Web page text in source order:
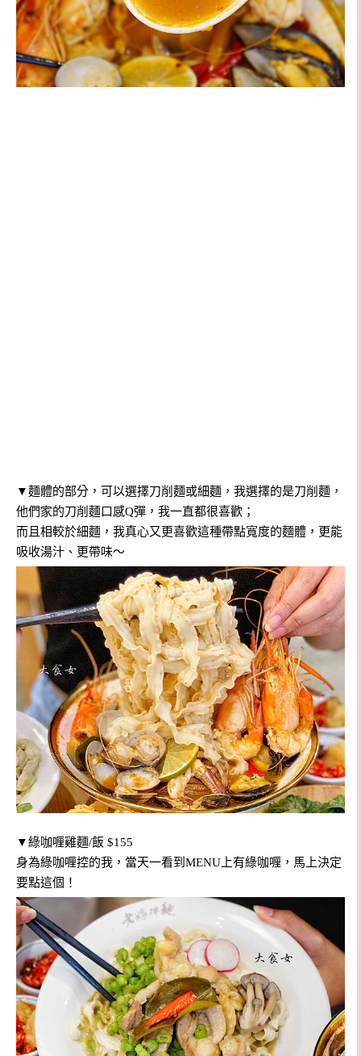
▼麵體的部分，可以選擇刀削麵或細麵，我選擇的是刀削麵，
他們家的刀削麵口感Q彈，我一直都很喜歡；
而且相較於細麵，我真心又更喜歡這種帶點寬度的麵體，更能
吸收湯汁、更帶味～
▼綠咖喱雞麵/飯 $155
身為綠咖喱控的我，當天一看到MENU上有綠咖喱，馬上決定
要點這個！